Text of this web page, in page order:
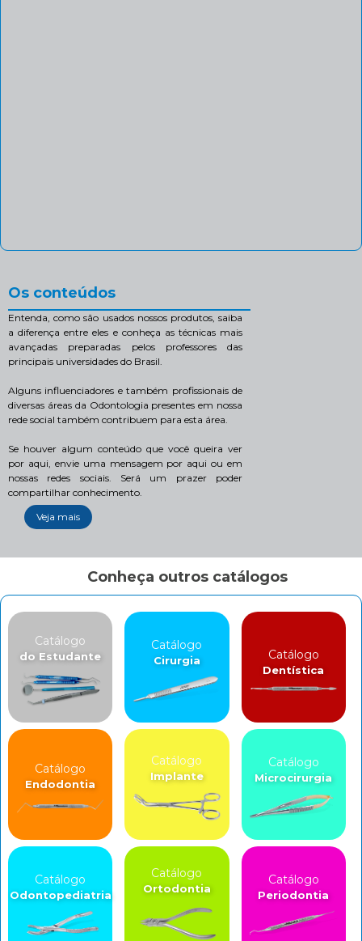
Os conteúdos
Entenda, como são usados nossos produtos, saiba
a diferença entre eles e conheça as técnicas mais
avançadas preparadas pelos professores das
principais universidades do Brasil.
Alguns influenciadores e também profissionais de
diversas áreas da Odontologia presentes em nossa
rede social também contribuem para esta área.
Se houver algum conteúdo que você queira ver
por aqui, envie uma mensagem por aqui ou em
nossas redes sociais. Será um prazer poder
compartilhar conhecimento.
Veja mais
Conheça outros catálogos
Catálogo
do Estudante
Catálogo
Cirurgia Catálogo
Dentística
Catálogo
Endodontia
Catálogo
Implante
Catálogo
Microcirurgia
Catálogo
Odontopediatria
Catálogo
Ortodontia
Catálogo
Periodontia